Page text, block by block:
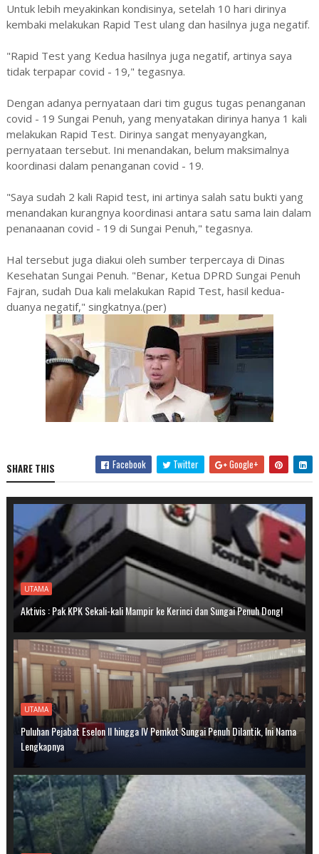
Untuk lebih meyakinkan kondisinya, setelah 10 hari dirinya
kembaki melakukan Rapid Test ulang dan hasilnya juga negatif.
"Rapid Test yang Kedua hasilnya juga negatif, artinya saya
tidak terpapar covid - 19," tegasnya.
Dengan adanya pernyataan dari tim gugus tugas penanganan
covid - 19 Sungai Penuh, yang menyatakan dirinya hanya 1 kali
melakukan Rapid Test. Dirinya sangat menyayangkan,
pernyataan tersebut. Ini menandakan, belum maksimalnya
koordinasi dalam penanganan covid - 19.
"Saya sudah 2 kali Rapid test, ini artinya salah satu bukti yang
menandakan kurangnya koordinasi antara satu sama lain dalam
penanaanan covid - 19 di Sungai Penuh," tegasnya.
Hal tersebut juga diakui oleh sumber terpercaya di Dinas
Kesehatan Sungai Penuh. "Benar, Ketua DPRD Sungai Penuh
Fajran, sudah Dua kali melakukan Rapid Test, hasil kedua-
duanya negatif," singkatnya.(per)
SHARE THIS Facebook Twitter Google+
UTAMA
Aktivis : Pak KPK Sekali-kali Mampir ke Kerinci dan Sungai Penuh Dong!
UTAMA
Puluhan Pejabat Eselon II hingga IV Pemkot Sungai Penuh Dilantik, Ini Nama
Lengkapnya